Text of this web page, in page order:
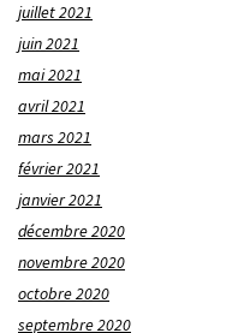
juillet 2021
juin 2021
mai 2021
avril 2021
mars 2021
février 2021
janvier 2021
décembre 2020
novembre 2020
octobre 2020
septembre 2020